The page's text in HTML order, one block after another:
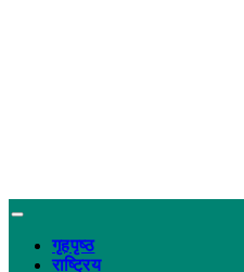
गृहपृष्ठ
राष्ट्रिय